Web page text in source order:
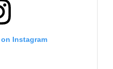
Instagram